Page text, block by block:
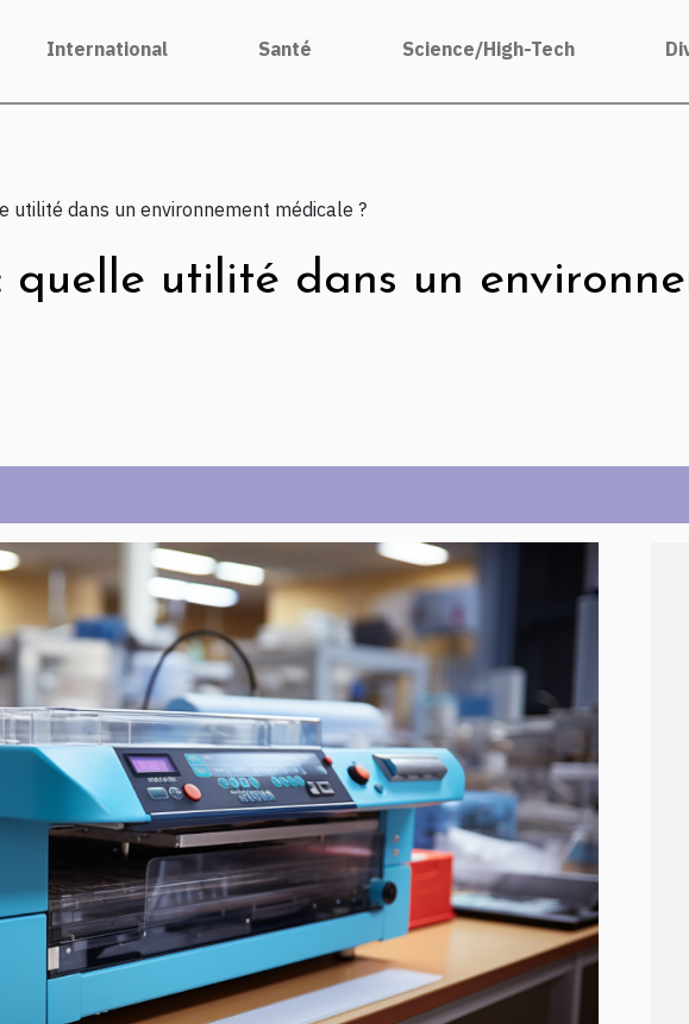
International Santé Science/High-Tech
utilité dans un environnement médicale ?
quelle utilité dans un